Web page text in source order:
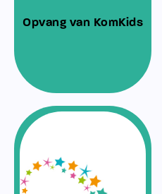
Opvang van KomKids